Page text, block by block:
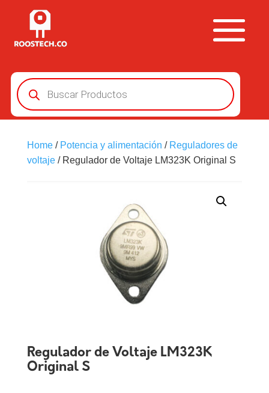
Búsqueda
de
productos
Home/ Potencia y alimentación / Reguladores de
voltaje/ Regulador de Voltaje LM323K Original S
Regulador de Voltaje LM323K
Original S